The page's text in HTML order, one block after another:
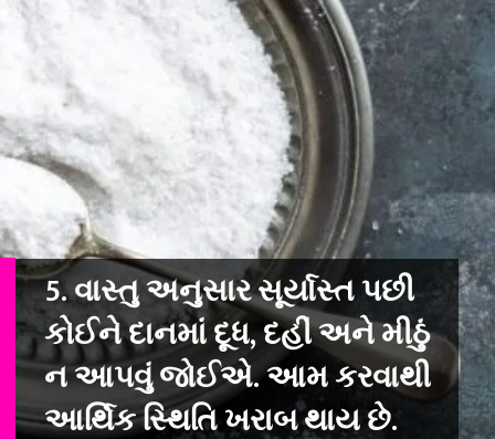
5. વાસ્તુ અનુસાર સૂર્યાસ્ત પછી
કોઈને દાનમાં દૂધ, દહીં અને મીઠું
ન આપવું જોઈએ. આમ કરવાથી